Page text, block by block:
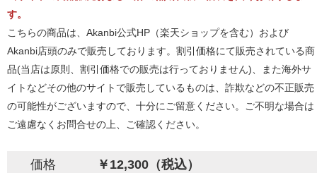
す。
こちらの商品は、Akanbi公式HP（楽天ショップを含む）および
Akanbi店頭のみで販売しております。割引価格にて販売されている商
品(当店は原則、割引価格での販売は行っておりません)、また海外サ
イトなどその他のサイトで販売しているものは、詐欺などの不正販売
の可能性がございますので、十分にご留意ください。ご不明な場合は
ご遠慮なくお問合せの上、ご確認ください。
価格
￥12,300（税込）